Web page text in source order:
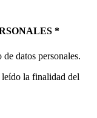
*
datos personales.
leído la finalidad del